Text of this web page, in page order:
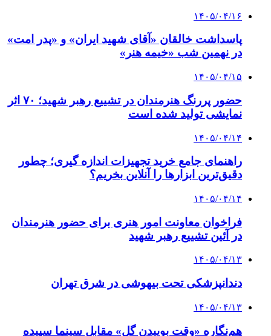
۱۴۰۵/۰۴/۱۶
پاسداشت خالقان «آقای شهید ایران» و «پدر امت»
در نهمین شب «خیمه هنر»
۱۴۰۵/۰۴/۱۵
حضور پررنگ هنرمندان در تشییع رهبر شهید؛ ۷۰ اثر
نمایشی تولید شده است
۱۴۰۵/۰۴/۱۴
راهنمای جامع خرید تجهیزات اندازه گیری؛ چطور
دقیق‌ترین ابزارها را آنلاین بخریم؟
۱۴۰۵/۰۴/۱۴
فراخوان معاونت امور هنری برای حضور هنرمندان
در آئین تشییع رهبر شهید
۱۴۰۵/۰۴/۱۳
دندانپزشکی تحت بیهوشی در شرق تهران
۱۴۰۵/۰۴/۱۳
هم‌نگاره «وقت بوییدن گل» مقابل سینما سپیده